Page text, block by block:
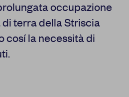
occupazione
terra della Striscia
cosí la necessità di